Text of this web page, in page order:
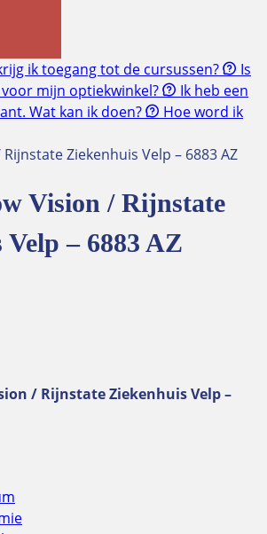
ik toegang tot de cursussen?
Is
mijn optiekwinkel?
Ik heb een
Wat kan ik doen?
Hoe word ik
Rijnstate Ziekenhuis Velp – 6883 AZ
Vision / Rijnstate
– 6883 AZ
/ Rijnstate Ziekenhuis Velp –